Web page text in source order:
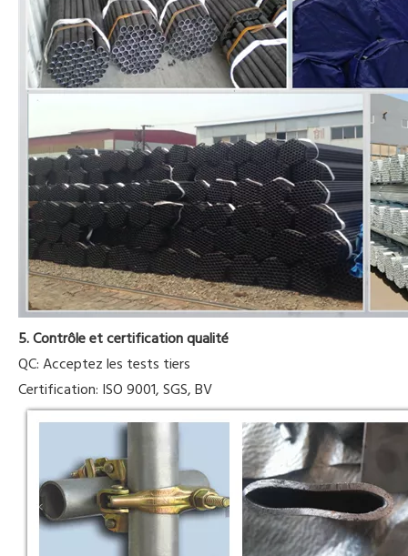
5. Contrôle et certification qualité
QC: Acceptez les tests tiers
Certification: ISO 9001, SGS, BV